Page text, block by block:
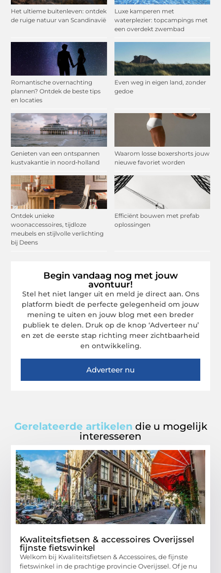
Het ultieme buitenleven: ontdek
de ruige natuur van Scandinavië
Luxe kamperen met
waterplezier: topcampings met
een overdekt zwembad
Romantische overnachting
plannen? Ontdek de beste tips
en locaties
Even weg in eigen land, zonder
gedoe
Genieten van een ontspannen
kustvakantie in noord‑holland
Waarom losse boxershorts jouw
nieuwe favoriet worden
Ontdek unieke
woonaccessoires, tijdloze
meubels en stijlvolle verlichting
bij Deens
Efficiënt bouwen met prefab
oplossingen
Begin vandaag nog met jouw
avontuur!
Stel het niet langer uit en meld je direct aan. Ons
platform biedt de perfecte gelegenheid om jouw
mening te uiten en jouw blog met een breder
publiek te delen. Druk op de knop ‘Adverteer nu’
en zet de eerste stap richting meer zichtbaarheid
en ontwikkeling.
Adverteer nu
Gerelateerde artikelen die u mogelijk
interesseren
Kwaliteitsfietsen & accessoires Overijssel
fijnste fietswinkel
Welkom bij Kwaliteitsfietsen & Accessoires, de fijnste
fietswinkel in de prachtige provincie Overijssel. Of je nu